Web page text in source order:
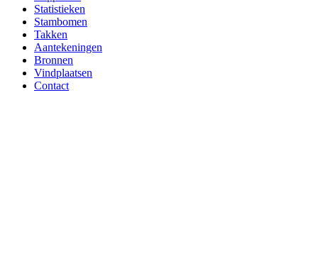
Statistieken
Stambomen
Takken
Aantekeningen
Bronnen
Vindplaatsen
Contact